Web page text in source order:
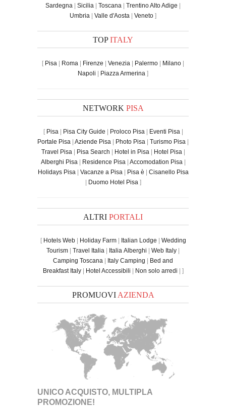
Sardegna
Sicilia Toscana Trentino Alto Adige
Umbria
Valle d'Aosta Veneto ]
TOPITALY
[ Pisa Roma Firenze Venezia Palermo Milano
Napoli
Piazza Armerina ]
NETWORK PISA
[ Pisa| Pisa City Guide Proloco Pisa| Eventi Pisa|
Portale Pisa Aziende Pisa Photo Pisa Turismo Pisa
Travel Pisa| Pisa Search Hotel in Pisa| Hotel Pisa|
Alberghi Pisa| Residence Pisa| Accomodation Pisa|
Holidays Pisa| Vacanze a Pisa| Pisa è
Cisanello Pisa
Duomo Hotel Pisa]
ALTRI PORTALI
[ Hotels Web| Holiday Farm| Italian Lodge
Wedding
Tourism
Travel Italia Italia Alberghi Web Italy
Camping Toscana
Italy Camping
Bed and
Breakfast Italy| Hotel Accessibili Non solo arredi | ]
PROMUOVI AZIENDA
UNICO ACQUISTO, MULTIPLA
PROMOZIONE!